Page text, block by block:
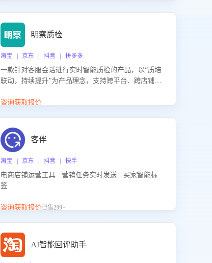
明察质检
淘宝 | 京东 | 抖音 | 拼多多
一款针对客服会话进行实时智能质检的产品，以“质培
联动，持续提升”为产品理念，支持跨平台、跨店铺的
联动，持续提升客服团队的销服能力。
咨询获取报价
客伴
淘宝 | 京东 | 抖音 | 快手
电商店铺运营工具 · 营销任务实时发送 · 买家智能标
签
咨询获取报价已售299+
AI智能回评助手